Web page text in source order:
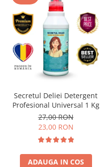
Secretul Deliei Detergent
Profesional Universal 1 Kg
27,00 RON
23,00 RON
ADAUGA IN COS